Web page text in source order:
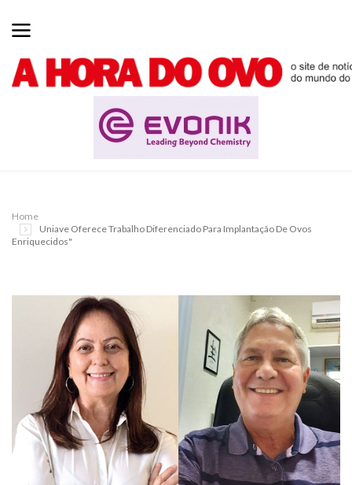
Home
Uniave Oferece Trabalho Diferenciado Para Implantação De Ovos
Enriquecidos"